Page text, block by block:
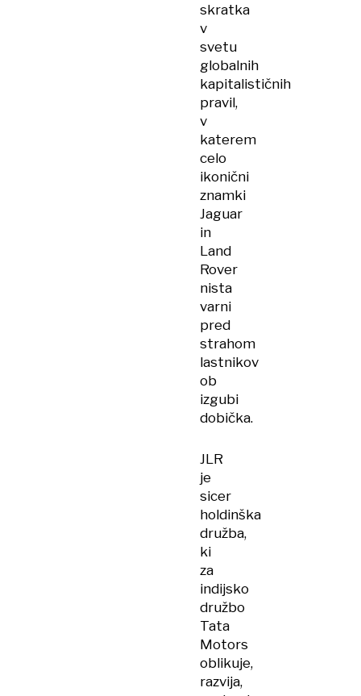
skratka
v
svetu
globalnih
kapitalističnih
pravil,
v
katerem
celo
ikonični
znamki
Jaguar
in
Land
Rover
nista
varni
pred
strahom
lastnikov
ob
izgubi
dobička.
JLR
je
sicer
holdinška
družba,
ki
za
indijsko
družbo
Tata
Motors
oblikuje,
razvija,